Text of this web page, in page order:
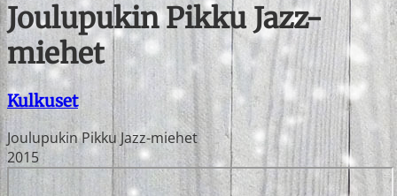
Joulupukin Pikku Jazz-
miehet
Kulkuset
Joulupukin Pikku Jazz-miehet
2015